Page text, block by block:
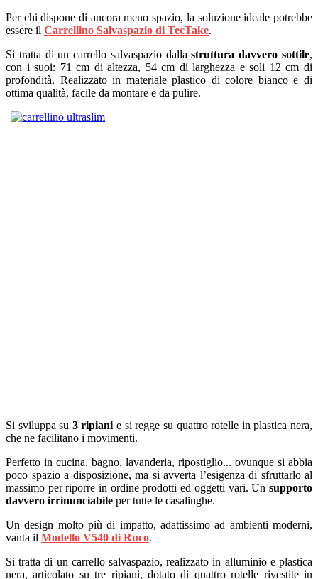
Per chi dispone di ancora meno spazio, la soluzione ideale potrebbe
essere il Carrellino Salvaspazio di TecTake.
Si tratta di un carrello salvaspazio dallastruttura davvero sottile,
con i suoi: 71 cm di altezza, 54 cm di larghezza e soli 12 cm di
profondità. Realizzato in materiale plastico di colore bianco e di
ottima qualità, facile da montare e da pulire.
Si sviluppa su 3 ripiani e si regge su quattro rotelle in plastica nera,
che ne facilitano i movimenti.
Perfetto in cucina, bagno, lavanderia, ripostiglio... ovunque si abbia
poco spazio a disposizione, ma si avverta l’esigenza di sfruttarlo al
massimo per riporre in ordine prodotti ed oggetti vari. Un supporto
davvero irrinunciabile per tutte le casalinghe.
Un design molto più di impatto, adattissimo ad ambienti moderni,
vanta il Modello V540 di Ruco.
Si tratta di un carrello salvaspazio, realizzato in alluminio e plastica
nera, articolato su tre ripiani, dotato di quattro rotelle rivestite in